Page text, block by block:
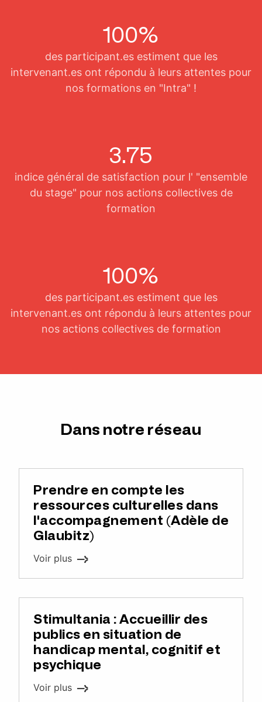
100%
des participant.es estiment que les
intervenant.es ont répondu à leurs attentes pour
nos formations en "Intra" !
3.75
indice général de satisfaction pour l' "ensemble
du stage" pour nos actions collectives de
formation
100%
des participant.es estiment que les
intervenant.es ont répondu à leurs attentes pour
nos actions collectives de formation
Dans notre réseau
Prendre en compte les
ressources culturelles dans
l'accompagnement (Adèle de
Glaubitz)
Voir plus
Stimultania : Accueillir des
publics en situation de
handicap mental, cognitif et
psychique
Voir plus